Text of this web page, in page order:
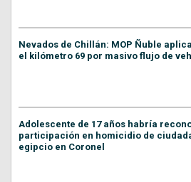
Nevados de Chillán: MOP Ñuble
el kilómetro 69 por masivo flujo de
Adolescente de 17 años habría
participación en homicidio de
egipcio en Coronel